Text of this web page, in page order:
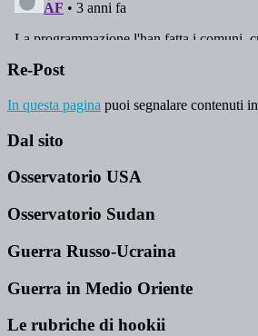
Re-Post
In questa pagina puoi segnalare contenuti
Dal sito
Osservatorio USA
Osservatorio Sudan
Guerra Russo-Ucraina
Guerra in Medio Oriente
Le rubriche di hookii